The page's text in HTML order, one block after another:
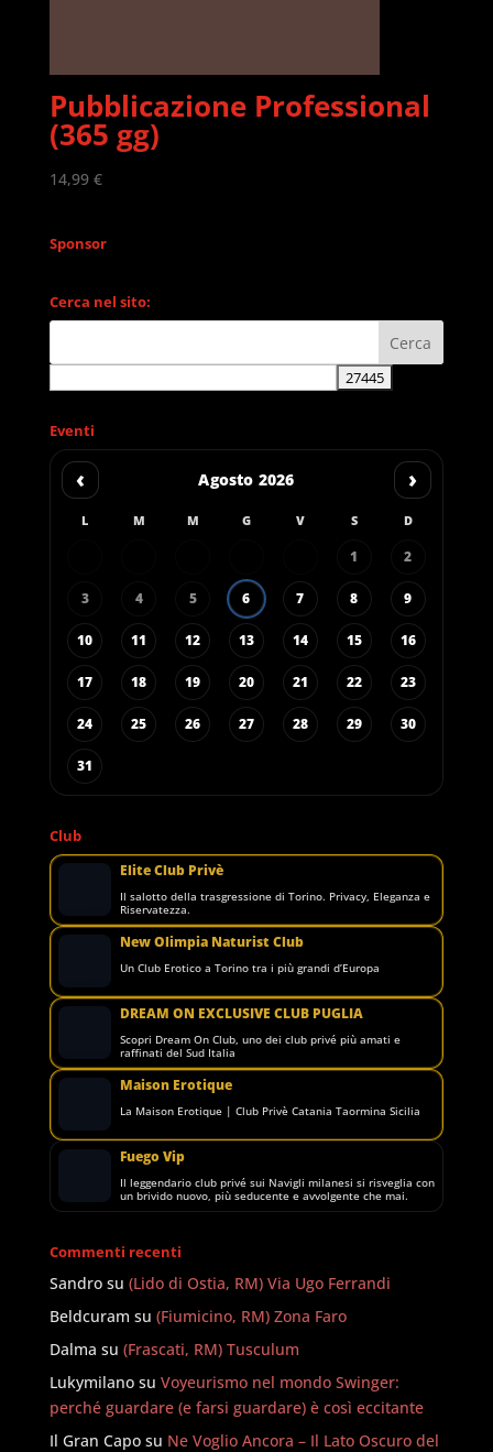
Pubblicazione Professional
(365 gg)
14,99 €
Sponsor
Cerca nel sito:
Eventi
‹ Agosto 2026 ›
L M M G V S D
1 2
3 4 5 6 7 8 9
10 11 12 13 14 15 16
17 18 19 20 21 22 23
24 25 26 27 28 29 30
31
Club
Elite Club Privè
Il salotto della trasgressione di Torino. Privacy, Eleganza e
Riservatezza.
New Olimpia Naturist Club
Un Club Erotico a Torino tra i più grandi d’Europa
DREAM ON EXCLUSIVE CLUB PUGLIA
Scopri Dream On Club, uno dei club privé più amati e
raffinati del Sud Italia
Maison Erotique
La Maison Erotique | Club Privè Catania Taormina Sicilia
Fuego Vip
Il leggendario club privé sui Navigli milanesi si risveglia con
un brivido nuovo, più seducente e avvolgente che mai.
Commenti recenti
Sandrosu (Lido di Ostia, RM) Via Ugo Ferrandi
Beldcuram su (Fiumicino, RM) Zona Faro
Dalma su (Frascati, RM) Tusculum
Lukymilanosu Voyeurismo nel mondo Swinger:
perché guardare (e farsi guardare) è così eccitante
Il Gran Caposu Ne Voglio Ancora – Il Lato Oscuro del